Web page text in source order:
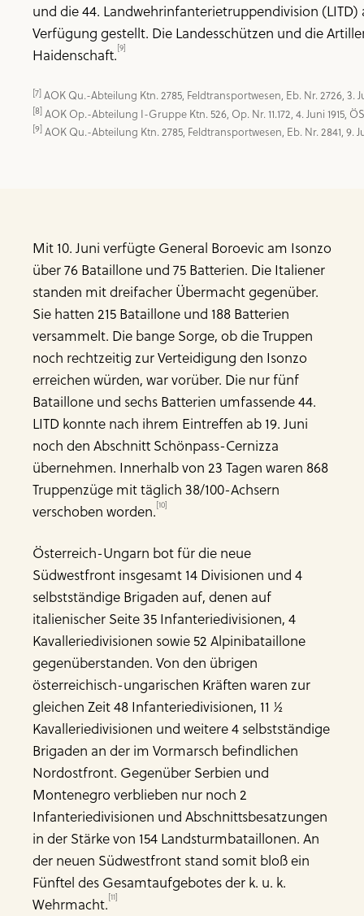
und die 44. Landwehrinfanterietruppendivision
Verfügung gestellt. Die Landesschützen und die
Haidenschaft.[9]
[7]
[8]
[9] AOK Qu.-Abteilung Ktn. 2785, Feldtransportwesen, Eb. Nr. 2841, 9.
Mit 10. Juni verfügte General Boroevic am Isonzo
über 76 Bataillone und 75 Batterien. Die Italiener
standen mit dreifacher Übermacht gegenüber.
Sie hatten 215 Bataillone und 188 Batterien
versammelt. Die bange Sorge, ob die Truppen
noch rechtzeitig zur Verteidigung den Isonzo
erreichen würden, war vorüber. Die nur fünf
Bataillone und sechs Batterien umfassende 44.
LITD konnte nach ihrem Eintreffen ab 19. Juni
noch den Abschnitt Schönpass-Cernizza
übernehmen. Innerhalb von 23 Tagen waren 868
Truppenzüge mit täglich 38/100-Achsern
verschoben worden.[10]
Österreich-Ungarn bot für die neue
Südwestfront insgesamt 14 Divisionen und 4
selbstständige Brigaden auf, denen auf
italienischer Seite 35 Infanteriedivisionen, 4
Kavalleriedivisionen sowie 52 Alpinibataillone
gegenüberstanden. Von den übrigen
österreichisch-ungarischen Kräften waren zur
gleichen Zeit 48 Infanteriedivisionen, 11 ½
Kavalleriedivisionen und weitere 4 selbstständige
Brigaden an der im Vormarsch befindlichen
Nordostfront. Gegenüber Serbien und
Montenegro verblieben nur noch 2
Infanteriedivisionen und Abschnittsbesatzungen
in der Stärke von 154 Landsturmbataillonen. An
der neuen Südwestfront stand somit bloß ein
Fünftel des Gesamtaufgebotes der k. u. k.
Wehrmacht.[11]